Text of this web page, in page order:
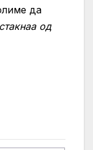
да
од